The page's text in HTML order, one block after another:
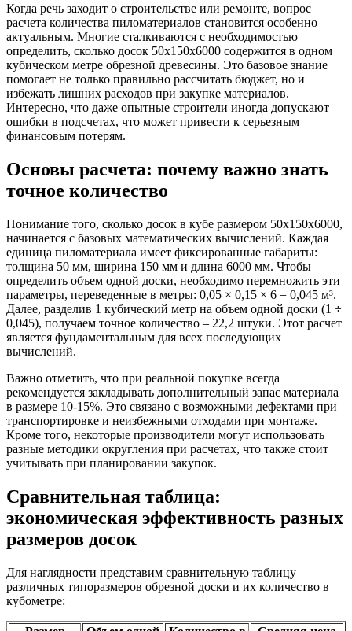
Когда речь заходит о строительстве или ремонте, вопрос
расчета количества пиломатериалов становится особенно
актуальным. Многие сталкиваются с необходимостью
определить, сколько досок 50х150х6000 содержится в одном
кубическом метре обрезной древесины. Это базовое знание
помогает не только правильно рассчитать бюджет, но и
избежать лишних расходов при закупке материалов.
Интересно, что даже опытные строители иногда допускают
ошибки в подсчетах, что может привести к серьезным
финансовым потерям.
Основы расчета: почему важно знать
точное количество
Понимание того, сколько досок в кубе размером 50х150х6000,
начинается с базовых математических вычислений. Каждая
единица пиломатериала имеет фиксированные габариты:
толщина 50 мм, ширина 150 мм и длина 6000 мм. Чтобы
определить объем одной доски, необходимо перемножить эти
параметры, переведенные в метры: 0,05 × 0,15 × 6 = 0,045 м³.
Далее, разделив 1 кубический метр на объем одной доски (1 ÷
0,045), получаем точное количество – 22,2 штуки. Этот расчет
является фундаментальным для всех последующих
вычислений.
Важно отметить, что при реальной покупке всегда
рекомендуется закладывать дополнительный запас материала
в размере 10-15%. Это связано с возможными дефектами при
транспортировке и неизбежными отходами при монтаже.
Кроме того, некоторые производители могут использовать
разные методики округления при расчетах, что также стоит
учитывать при планировании закупок.
Сравнительная таблица:
экономическая эффективность разных
размеров досок
Для наглядности представим сравнительную таблицу
различных типоразмеров обрезной доски и их количество в
кубометре: